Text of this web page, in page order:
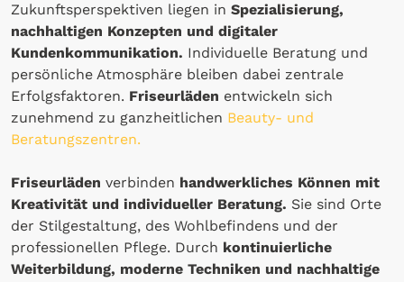
Zukunftsperspektiven liegen in Spezialisierung,
nachhaltigen Konzepten und digitaler
Kundenkommunikation. Individuelle Beratung und
persönliche Atmosphäre bleiben dabei zentrale
Erfolgsfaktoren. Friseurläden entwickeln sich
zunehmend zu ganzheitlichen Beauty- und
Beratungszentren.
Friseurläden verbinden handwerkliches Können mit
Kreativität und individueller Beratung. Sie sind Orte
der Stilgestaltung, des Wohlbefindens und der
professionellen Pflege. Durch kontinuierliche
Weiterbildung, moderne Techniken und nachhaltige